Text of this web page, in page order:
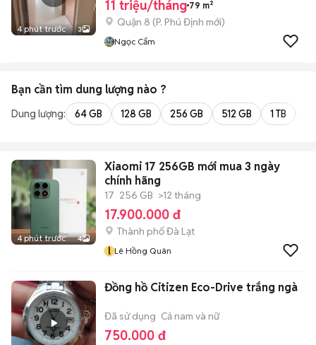
4 phút trước 3
11 triệu/tháng 79 m²
Quận 8 (P. Phú Định mới)
Ngọc Cẩm
Bạn cần tìm dung lượng nào ?
Dung lượng: 64 GB 128 GB 256 GB 512 GB 1 TB
4 phút trước 4
Xiaomi 17 256GB mới mua 3 ngày
chính hãng
17 256 GB >12 tháng
17.900.000 đ
Thành phố Đà Lạt
l Lê Hồng Quân
Đồng hồ Citizen Eco-Drive trắng ngà
Đã sử dụng Cả nam và nữ
750.000 đ